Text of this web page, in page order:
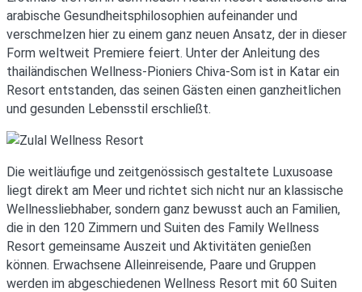
arabische Gesundheitsphilosophien aufeinander und
verschmelzen hier zu einem ganz neuen Ansatz, der in dieser
Form weltweit Premiere feiert. Unter der Anleitung des
thailändischen Wellness-Pioniers Chiva-Som ist in Katar ein
Resort entstanden, das seinen Gästen einen ganzheitlichen
und gesunden Lebensstil erschließt.
Die weitläufige und zeitgenössisch gestaltete Luxusoase
liegt direkt am Meer und richtet sich nicht nur an klassische
Wellnessliebhaber, sondern ganz bewusst auch an Familien,
die in den 120 Zimmern und Suiten des Family Wellness
Resort gemeinsame Auszeit und Aktivitäten genießen
können. Erwachsene Alleinreisende, Paare und Gruppen
werden im abgeschiedenen Wellness Resort mit 60 Suiten